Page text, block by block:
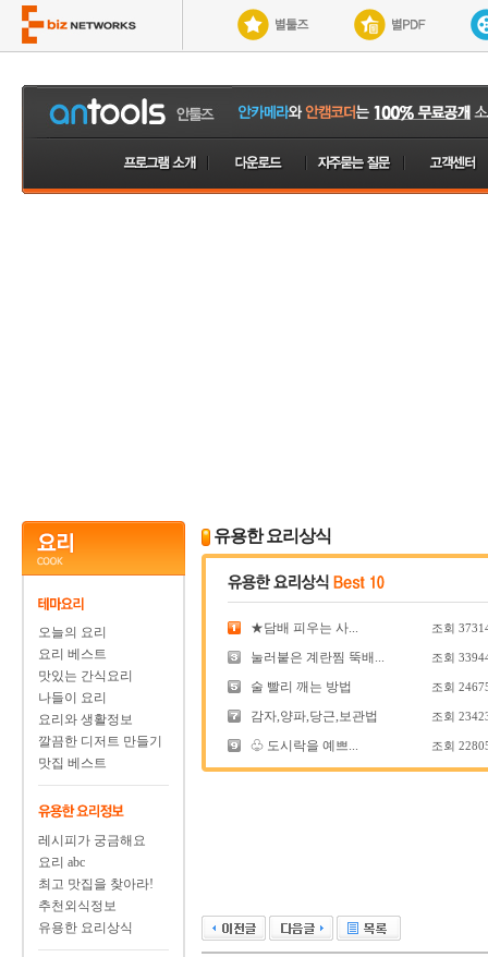
오늘의 요리
요리 베스트
맛있는 간식요리
나들이 요리
요리와 생활정보
깔끔한 디저트 만들기
맛집 베스트
레시피가 궁금해요
요리 abc
최고 맛집을 찾아라!
추천외식정보
유용한 요리상식
유용한 요리상식
★담배 피우는 사... 조회
눌러붙은 계란찜 뚝배... 조회
술 빨리 깨는 방법 조회
감자,양파,당근,보관법 조회
♧ 도시락을 예쁘... 조회